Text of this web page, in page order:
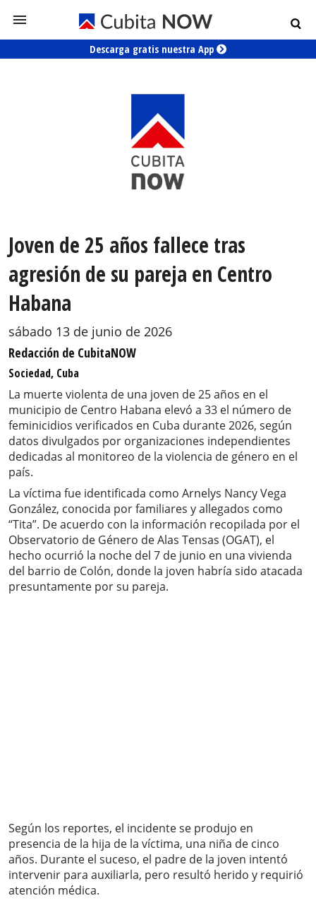
Descarga gratis nuestra App
Joven de 25 años fallece tras
agresión de su pareja en Centro
Habana
sábado 13 de junio de 2026
Redacción de CubitaNOW
Sociedad, Cuba
La muerte violenta de una joven de 25 años en el
municipio de Centro Habana elevó a 33 el número de
feminicidios verificados en Cuba durante 2026, según
datos divulgados por organizaciones independientes
dedicadas al monitoreo de la violencia de género en el
país.
La víctima fue identificada como Arnelys Nancy Vega
González, conocida por familiares y allegados como
“Tita”. De acuerdo con la información recopilada por el
Observatorio de Género de Alas Tensas (OGAT), el
hecho ocurrió la noche del 7 de junio en una vivienda
del barrio de Colón, donde la joven habría sido atacada
presuntamente por su pareja.
Según los reportes, el incidente se produjo en
presencia de la hija de la víctima, una niña de cinco
años. Durante el suceso, el padre de la joven intentó
intervenir para auxiliarla, pero resultó herido y requirió
atención médica.